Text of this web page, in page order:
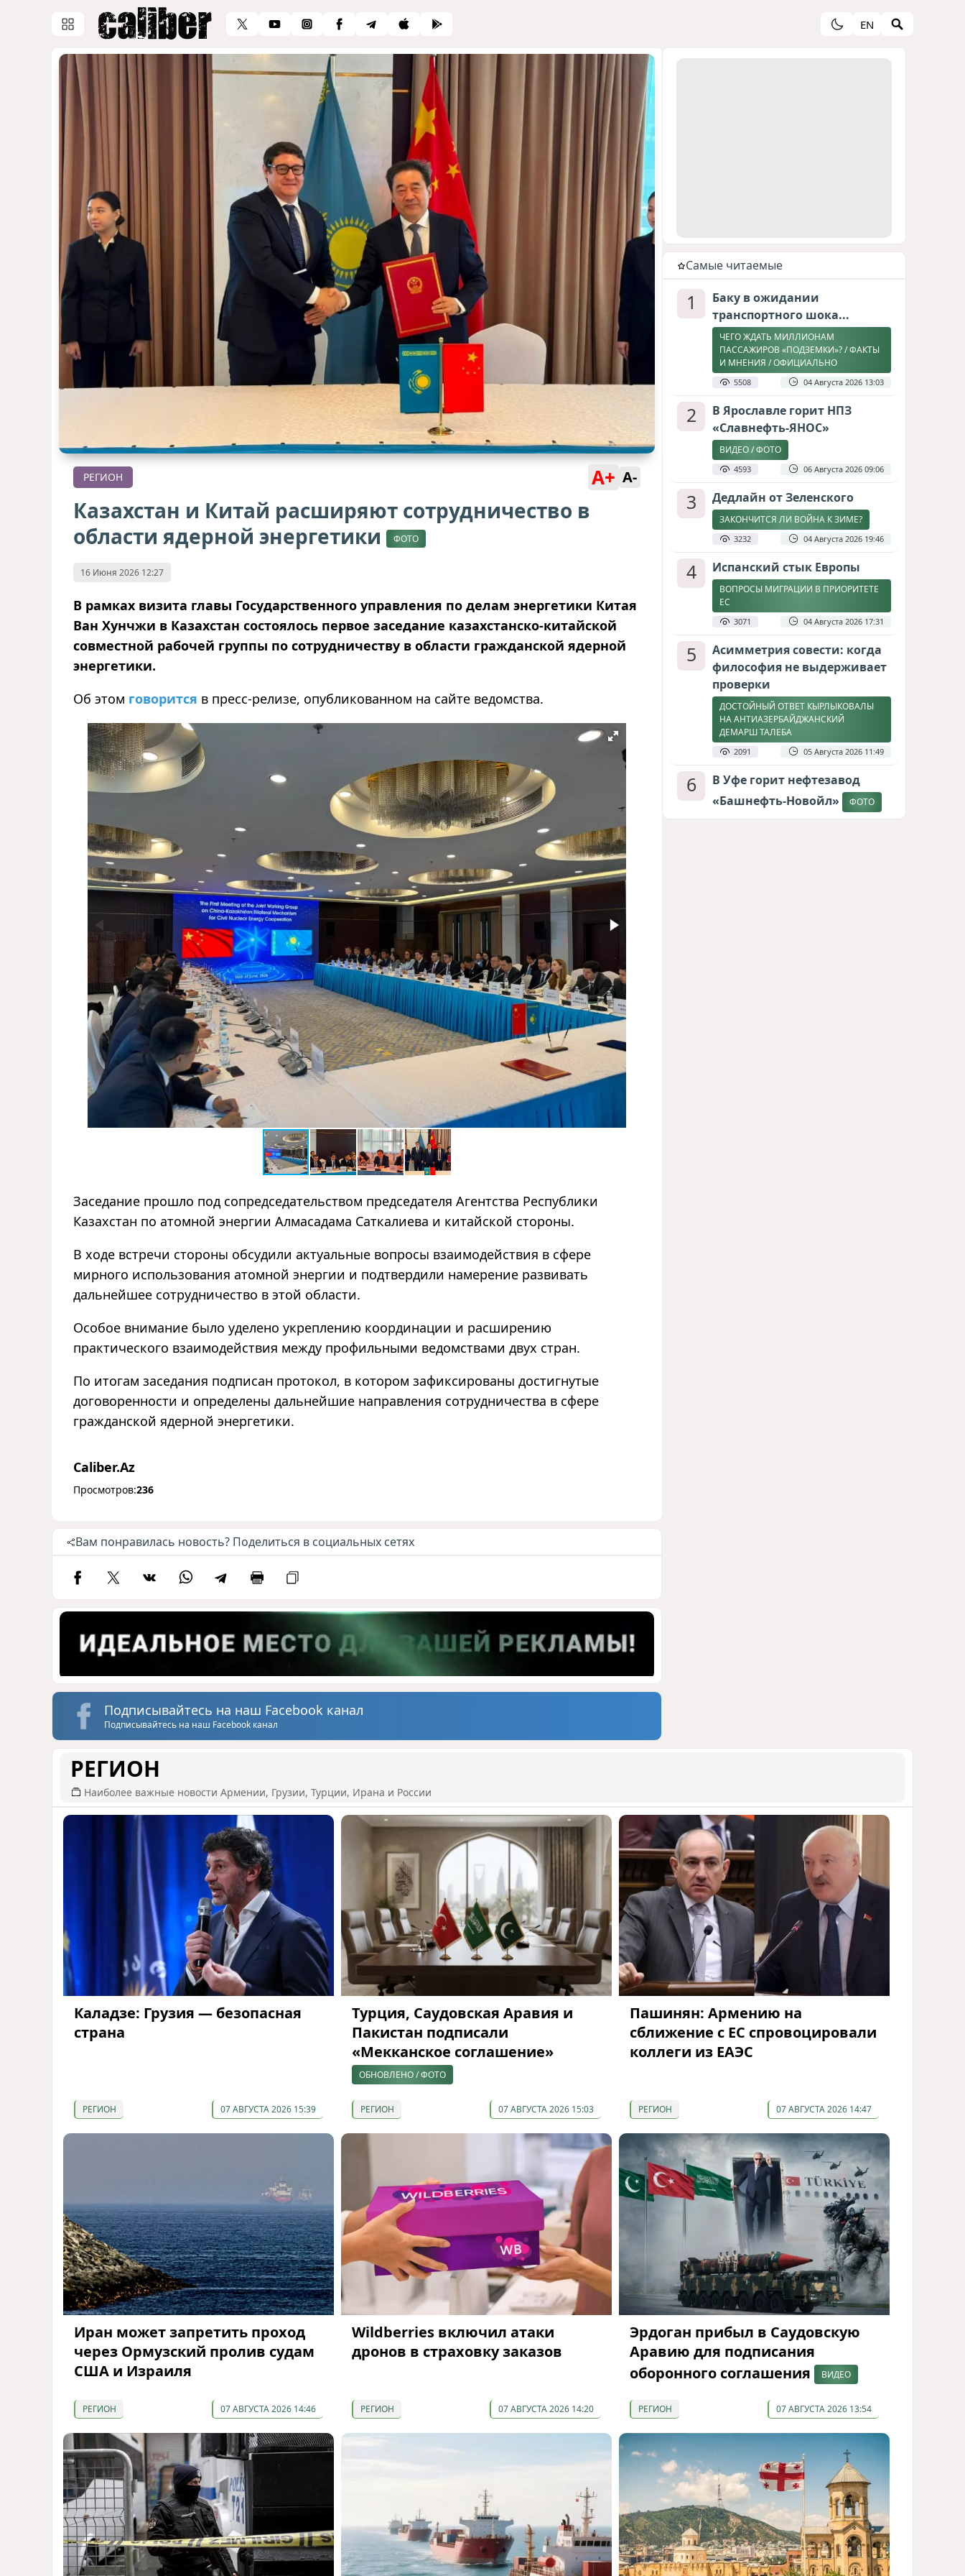
EN
РЕГИОН A+ A-
Казахстан и Китай расширяют сотрудничество в
области ядерной энергетики
ФОТО
16 Июня 2026 12:27
В рамках визита главы Государственного управления по делам энергетики Китая
Ван Хунчжи в Казахстан состоялось первое заседание казахстанско-китайской
совместной рабочей группы по сотрудничеству в области гражданской ядерной
энергетики.
Об этом говорится в пресс-релизе, опубликованном на сайте ведомства.
Заседание прошло под сопредседательством председателя Агентства Республики
Казахстан по атомной энергии Алмасадама Саткалиева и китайской стороны.
В ходе встречи стороны обсудили актуальные вопросы взаимодействия в сфере
мирного использования атомной энергии и подтвердили намерение развивать
дальнейшее сотрудничество в этой области.
Особое внимание было уделено укреплению координации и расширению
практического взаимодействия между профильными ведомствами двух стран.
По итогам заседания подписан протокол, в котором зафиксированы достигнутые
договоренности и определены дальнейшие направления сотрудничества в сфере
гражданской ядерной энергетики.
Caliber.Az
Просмотров:236
Вам понравилась новость? Поделиться в социальных сетях
Подписывайтесь на наш Facebook канал
Подписывайтесь на наш Facebook канал
Cамые читаемые
1
Баку в ожидании
транспортного шока...
ЧЕГО ЖДАТЬ МИЛЛИОНАМ
ПАССАЖИРОВ «ПОДЗЕМКИ»? / ФАКТЫ
И МНЕНИЯ / ОФИЦИАЛЬНО
5508 04 Августа 2026 13:03
2
В Ярославле горит НПЗ
«Славнефть-ЯНОС»
ВИДЕО / ФОТО
4593 06 Августа 2026 09:06
3 Дедлайн от Зеленского
ЗАКОНЧИТСЯ ЛИ ВОЙНА К ЗИМЕ?
3232 04 Августа 2026 19:46
4 Испанский стык Европы
ВОПРОСЫ МИГРАЦИИ В ПРИОРИТЕТЕ
ЕС
3071 04 Августа 2026 17:31
5
Асимметрия совести: когда
философия не выдерживает
проверки
ДОСТОЙНЫЙ ОТВЕТ КЫРЛЫКОВАЛЫ
НА АНТИАЗЕРБАЙДЖАНСКИЙ
ДЕМАРШ ТАЛЕБА
2091 05 Августа 2026 11:49
6
В Уфе горит нефтезавод
«Башнефть-Новойл»
ФОТО
РЕГИОН
Наиболее важные новости Армении, Грузии, Турции, Ирана и России
Каладзе: Грузия — безопасная
страна
РЕГИОН 07 АВГУСТА 2026 15:39
Турция, Саудовская Аравия и
Пакистан подписали
«Мекканское соглашение»
ОБНОВЛЕНО / ФОТО
РЕГИОН 07 АВГУСТА 2026 15:03
Пашинян: Армению на
сближение с ЕС спровоцировали
коллеги из ЕАЭС
РЕГИОН 07 АВГУСТА 2026 14:47
Иран может запретить проход
через Ормузский пролив судам
США и Израиля
РЕГИОН 07 АВГУСТА 2026 14:46
Wildberries включил атаки
дронов в страховку заказов
РЕГИОН 07 АВГУСТА 2026 14:20
Эрдоган прибыл в Саудовскую
Аравию для подписания
оборонного соглашения
ВИДЕО
РЕГИОН 07 АВГУСТА 2026 13:54